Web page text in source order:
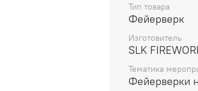
Тип товара
Фейерверк
Изготовитель
SLK
Тематика
Фейерверки